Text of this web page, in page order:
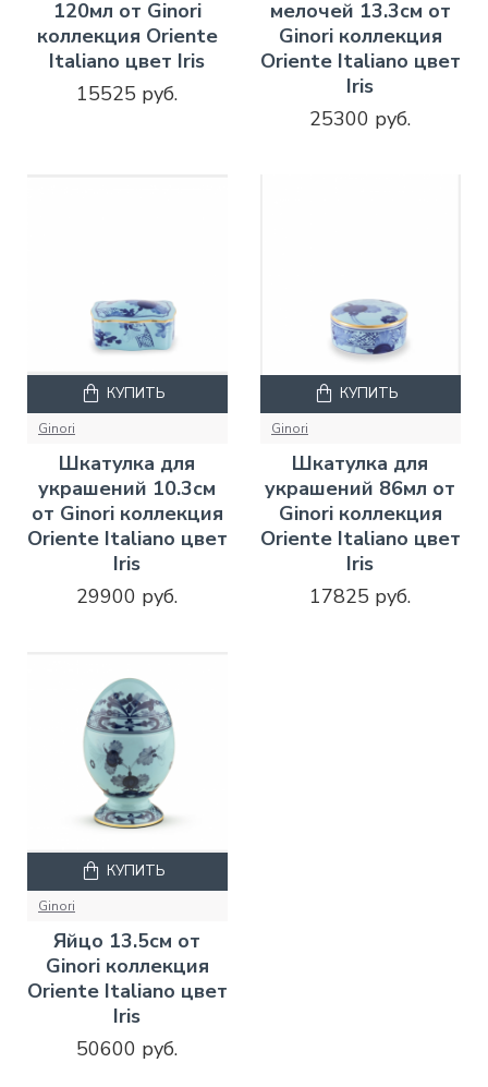
120мл от Ginori
коллекция Oriente
Italiano цвет Iris
15525 руб.
мелочей 13.3см от
Ginori коллекция
Oriente Italiano цвет
Iris
25300 руб.
Ginori
Шкатулка для
украшений 10.3см
от Ginori коллекция
Oriente Italiano цвет
Iris
29900 руб.
КУПИТЬ
Ginori
Шкатулка для
украшений 86мл от
Ginori коллекция
Oriente Italiano цвет
Iris
17825 руб.
КУПИТЬ
Ginori
Яйцо 13.5см от
Ginori коллекция
Oriente Italiano цвет
Iris
50600 руб.
КУПИТЬ